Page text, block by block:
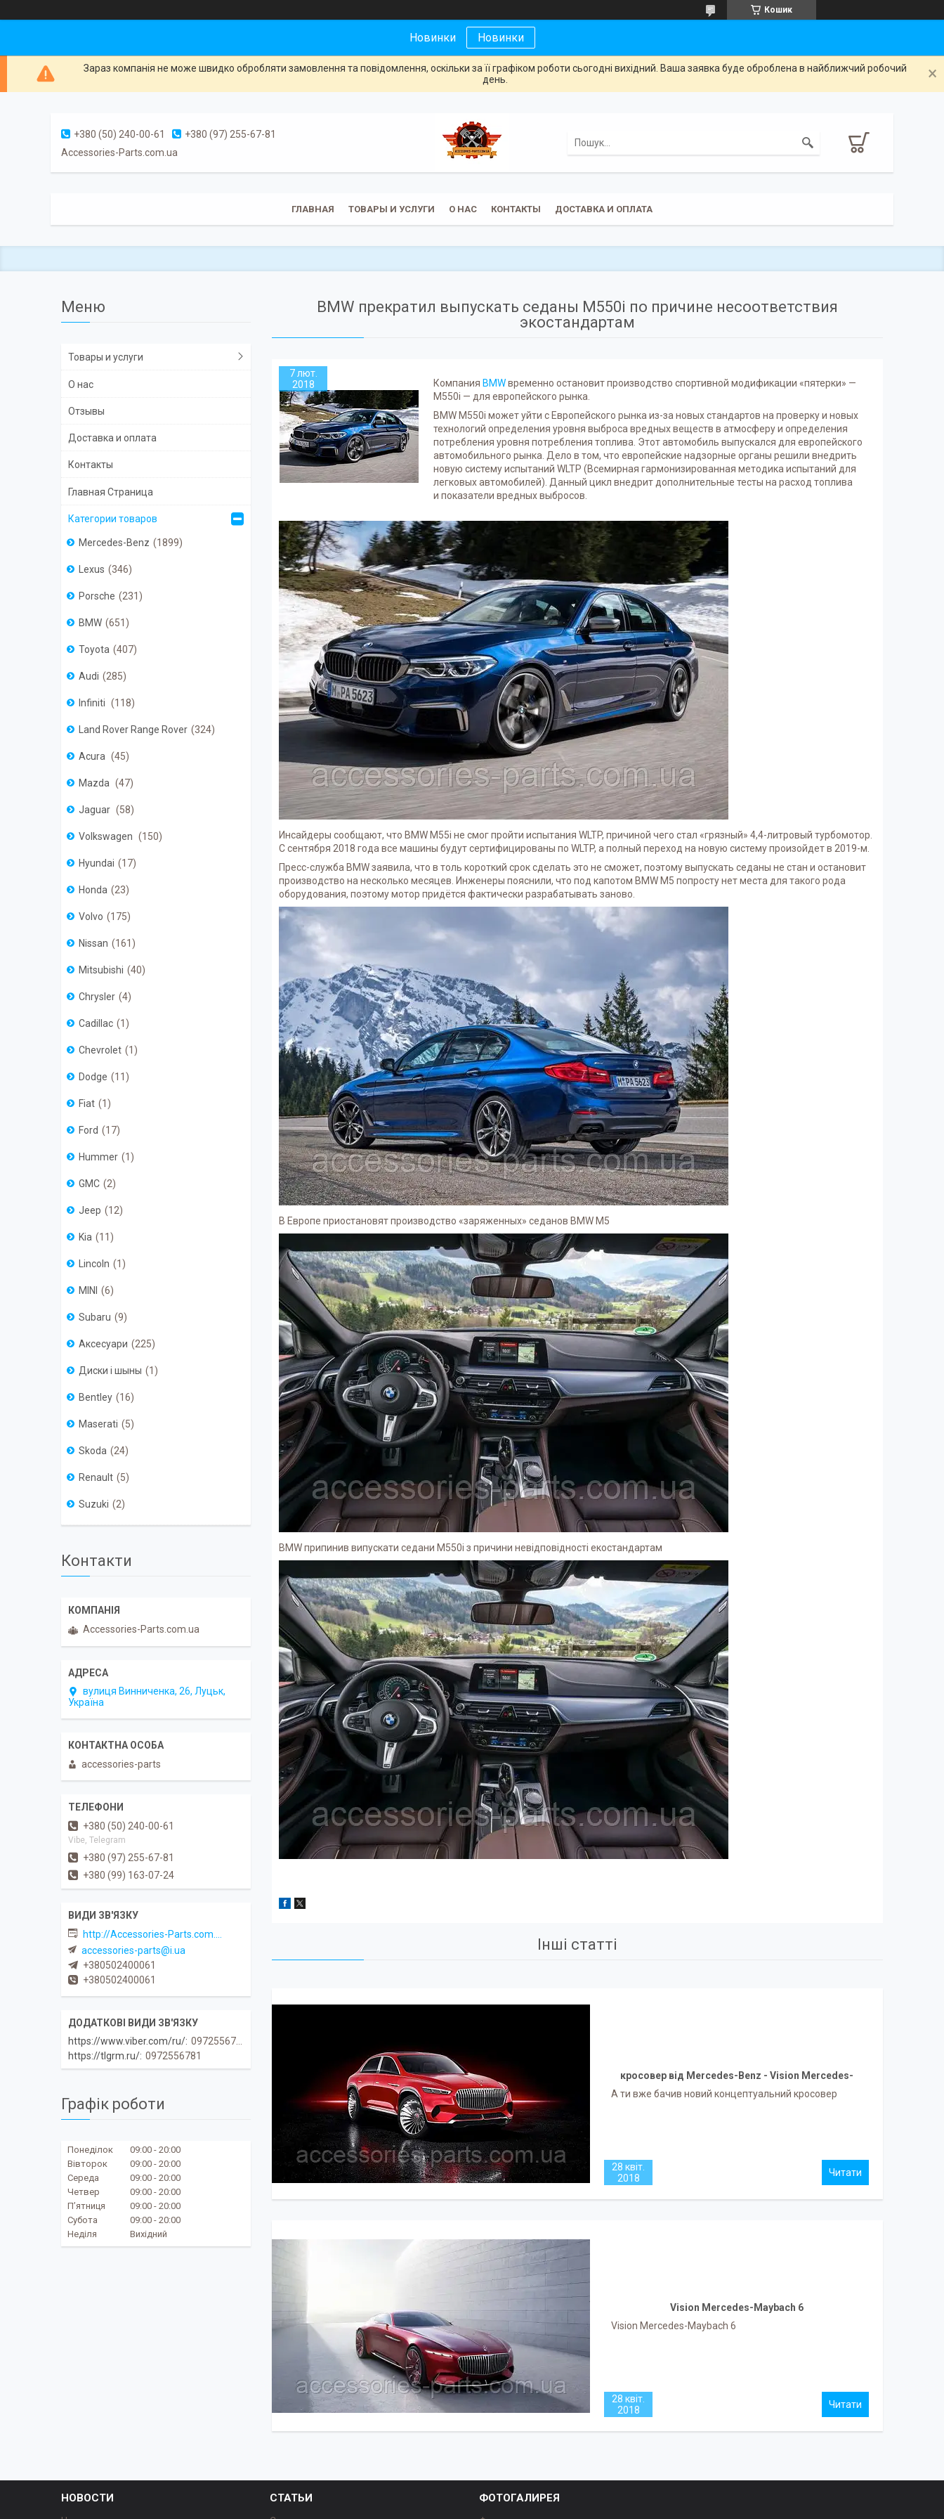
Кошик
Новинки Новинки
Зараз компанія не може швидко обробляти замовлення та повідомлення, оскільки за її графіком роботи сьогодні вихідний. Ваша заявка буде оброблена в найближчий робочий
день.
+380 (50) 240-00-61
+380 (97) 255-67-81
Accessories-Parts.com.ua
ГЛАВНАЯ ТОВАРЫ И УСЛУГИ О НАС КОНТАКТЫ ДОСТАВКА И ОПЛАТА
BMW прекратил выпускать седаны M550i по причине несоответствия
экостандартам
7 лют.
2018
Компания BMWвременно остановит производство спортивной модификации «пятерки» —
M550i — для европейского рынка.
BMW M550i может уйти с Европейского рынка из-за новых стандартов на проверку и новых
технологий определения уровня выброса вредных веществ в атмосферу и определения
потребления уровня потребления топлива. Этот автомобиль выпускался для европейского
автомобильного рынка. Дело в том, что европейские надзорные органы решили внедрить
новую систему испытаний WLTP (Всемирная гармонизированная методика испытаний для
легковых автомобилей). Данный цикл внедрит дополнительные тесты на расход топлива
и показатели вредных выбросов.
Инсайдеры сообщают, что BMW M55i не смог пройти испытания WLTP, причиной чего стал «грязный» 4,4-литровый турбомотор.
С сентября 2018 года все машины будут сертифицированы по WLTP, а полный переход на новую систему произойдет в 2019-м.
Пресс-служба BMW заявила, что в толь короткий срок сделать это не сможет, поэтому выпускать седаны не стан и остановит
производство на несколько месяцев. Инженеры пояснили, что под капотом BMW M5 попросту нет места для такого рода
оборудования, поэтому мотор придётся фактически разрабатывать заново.
В Европе приостановят производство «заряженных» седанов BMW M5
BMW припинив випускати седани M550i з причини невідповідності екостандартам
Інші статті
кросовер від Mercedes-Benz - Vision Mercedes-
Maybach Ultimate Luxury.
А ти вже бачив новий концептуальний кросовер
28 квіт.
2018
Vision Mercedes-Maybach 6
Vision Mercedes-Maybach 6
28 квіт.
2018
Товары и услуги
О нас
Отзывы
Доставка и оплата
Контакты
Главная Страница
Категории товаров
Mercedes-Benz 1899
Lexus 346
Porsche 231
BMW 651
Toyota 407
Audi 285
Infiniti 118
Land Rover Range Rover 324
Acura 45
Mazda 47
Jaguar 58
Volkswagen 150
Hyundai 17
Honda 23
Volvo 175
Nissan 161
Mitsubishi 40
Chrysler 4
Cadillac 1
Chevrolet 1
Dodge 11
Fiat 1
Ford 17
Hummer 1
GMC 2
Jeep 12
Kia 11
Lincoln 1
MINI 6
Subaru 9
Аксесуари 225
Диски і шыны 1
Bentley 16
Maserati 5
Skoda 24
Renault 5
Suzuki 2
Контакти
Accessories-Parts.com.ua
вулиця Винниченка, 26, Луцьк,
Україна
accessories-parts
+380 (50) 240-00-61
Vibe, Telegram
+380 (97) 255-67-81
+380 (99) 163-07-24
http://Accessories-Parts.com.ua
accessories-parts@i.ua
+380502400061
+380502400061
https://www.viber.com/ru/ 0972556781
https://tlgrm.ru/ 0972556781
Графік роботи
Понеділок 09:00
20:00
Вівторок
09:00
20:00
Середа
09:00
20:00
Четвер
09:00
20:00
Пʼятниця
09:00
20:00
Субота
09:00
20:00
Неділя
Вихідний
НОВОСТИ СТАТЬИ ФОТОГАЛИРЕЯ